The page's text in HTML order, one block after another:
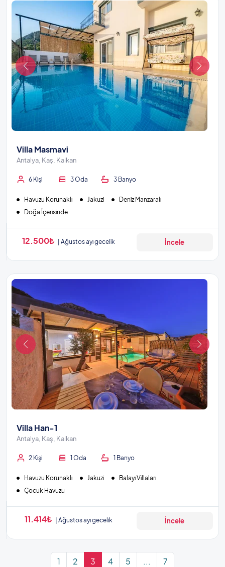
Villa Masmavi
Antalya, Kaş, Kalkan
6 Kişi 3 Oda 3 Banyo
Havuzu Korunaklı Jakuzi
Deniz Manzaralı
Doğa İçerisinde
12.500₺ Ağustos ayı gecelik İncele
Villa Han-1
Antalya, Kaş, Kalkan
2 Kişi 1 Oda 1 Banyo
Havuzu Korunaklı Jakuzi
Balayı Villaları
Çocuk Havuzu
11.414₺ Ağustos ayı gecelik İncele
1 2 3 4 5 ... 7